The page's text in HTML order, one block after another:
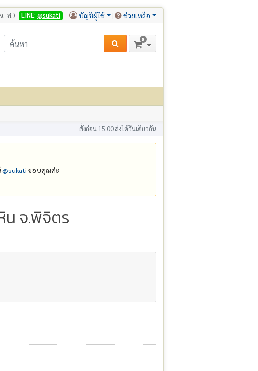
.-ส.) LINE:@sukati บัญชีผู้ใช้ ช่วยเหลือ
0
สั่งก่อน 15:00 ส่งได้วันเดียวกัน
@‌sukati ขอบคุณค่ะ
น จ.พิจิตร